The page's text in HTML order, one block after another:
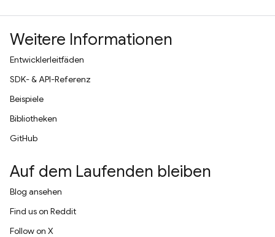
Weitere Informationen
Entwicklerleitfäden
SDK- & API-Referenz
Beispiele
Bibliotheken
GitHub
Auf dem Laufenden bleiben
Blog ansehen
Find us on Reddit
Follow on X